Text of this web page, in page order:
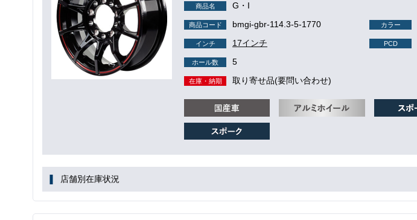
商品名 G・I
商品コード bmgi-gbr-114.3-5-1770 カラー
インチ 17インチ PCD
ホール数 5
在庫・納期 取り寄せ品(要問い合わせ)
店舗別在庫状況